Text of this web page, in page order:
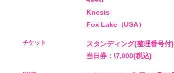
VIDEO
Knosis
Fox Lake（USA）
チケット
スタンディング(整理番号
当日券：\7,000(税込)